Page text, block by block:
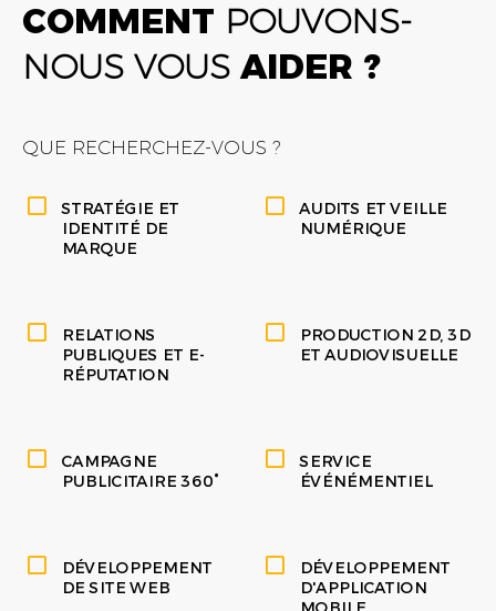
COMMENT POUVONS-
NOUS VOUS AIDER ?
QUE RECHERCHEZ-VOUS ?
STRATÉGIE ET
IDENTITÉ DE
MARQUE
AUDITS ET VEILLE
NUMÉRIQUE
RELATIONS
PUBLIQUES ET E-
RÉPUTATION
PRODUCTION 2D, 3D
ET AUDIOVISUELLE
CAMPAGNE
PUBLICITAIRE 360°
SERVICE
ÉVÉNÉMENTIEL
DÉVELOPPEMENT
DE SITE WEB
DÉVELOPPEMENT
D'APPLICATION